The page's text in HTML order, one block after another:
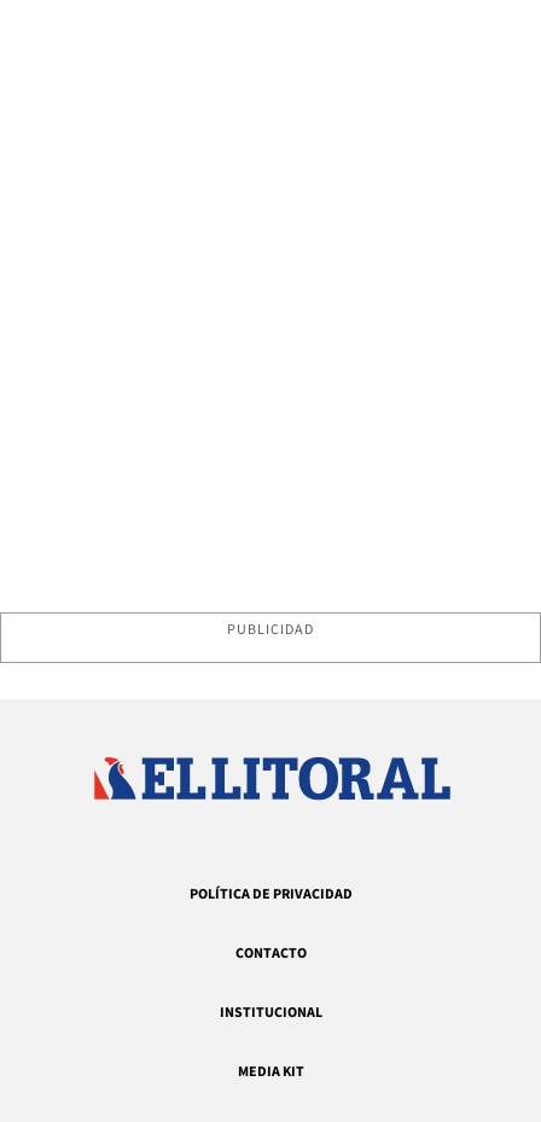
PUBLICIDAD
POLÍTICA DE PRIVACIDAD
CONTACTO
INSTITUCIONAL
MEDIA KIT